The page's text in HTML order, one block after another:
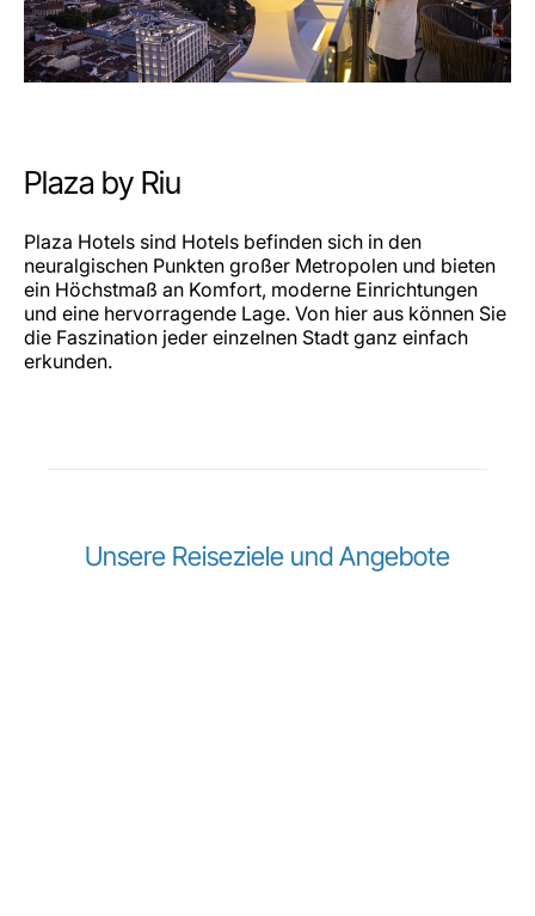
Plaza by Riu
Plaza Hotels sind Hotels befinden sich in den
neuralgischen Punkten großer Metropolen und bieten
ein Höchstmaß an Komfort, moderne Einrichtungen
und eine hervorragende Lage. Von hier aus können Sie
die Faszination jeder einzelnen Stadt ganz einfach
erkunden.
Unsere Reiseziele und Angebote